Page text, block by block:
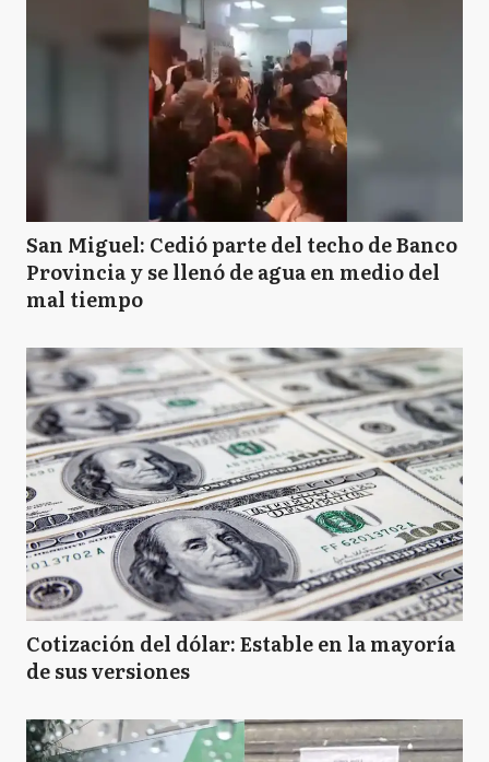
San Miguel: Cedió parte del techo de Banco
Provincia y se llenó de agua en medio del
mal tiempo
Cotización del dólar: Estable en la mayoría
de sus versiones